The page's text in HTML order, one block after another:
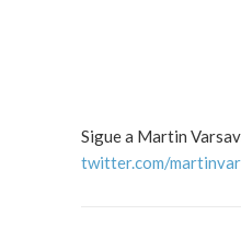
Sigue a Martin
twitter.com/